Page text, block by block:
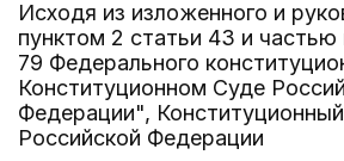
Исходя из изложенного и
пунктом 2 статьи 43 и частью
79 Федерального
Конституционном Суде
Федерации",
Российской Федерации